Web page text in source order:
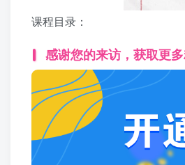
课程目录：
感谢您的来访，获取更